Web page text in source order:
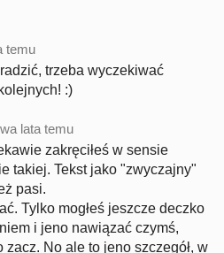
temu
trzeba wyczekiwać
:)
lata temu
zakręciłeś w sensie
takiej. Tekst jako "zwyczajny"
pasi.
Tylko mogłeś jeszcze deczko
i jeno nawiązać czymś,
zacz. No ale to jeno szczegół, w